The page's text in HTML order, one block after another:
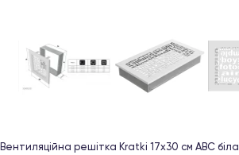
Вентиляційна решітка Kratki 17х30 см ABC біла